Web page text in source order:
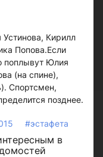
Кирилл
Попова.Если
поплывут Юлия
(на спине),
Спортсмен,
позднее.
#эстафета
в